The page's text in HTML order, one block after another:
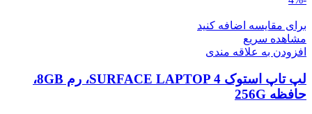
برای مقایسه اضافه کنید
مشاهده سریع
افزودن به علاقه مندی
لپ تاپ استوک SURFACE LAPTOP 4، رم 8GB،
حافظه 256G